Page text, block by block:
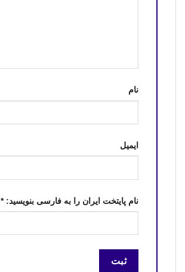
نام
ایمیل
نام پایتخت ایران را به فارسی بنویسید:*